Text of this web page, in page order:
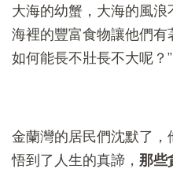
大海的幼蟹，大海的風
海裡的豐富食物讓他們
如何能長不壯長不大呢？”
金蘭灣的居民們沈默了
悟到了人生的真諦， 那些